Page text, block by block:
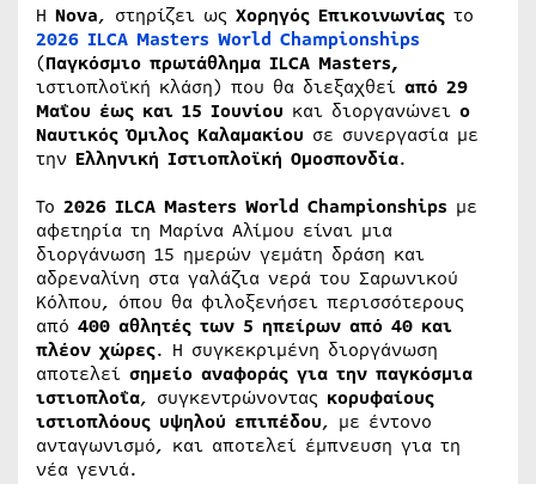
Η Nova, στηρίζει ως Χορηγός Επικοινωνίας το
2026 ILCA Masters World Championships
(Παγκόσμιο πρωτάθλημα ILCA Masters,
ιστιοπλοϊκή κλάση) που θα διεξαχθεί από 29
Μαΐου έως και 15 Ιουνίου και διοργανώνει ο
Ναυτικός Όμιλος Καλαμακίου σε συνεργασία με
την Ελληνική Ιστιοπλοϊκή Ομοσπονδία.
Το 2026 ILCA Masters World Championships με
αφετηρία τη Μαρίνα Αλίμου είναι μια
διοργάνωση 15 ημερών γεμάτη δράση και
αδρεναλίνη στα γαλάζια νερά του Σαρωνικού
Κόλπου, όπου θα φιλοξενήσει περισσότερους
από 400 αθλητές των 5 ηπείρων από 40 και
πλέον χώρες. Η συγκεκριμένη διοργάνωση
αποτελεί σημείο αναφοράς για την παγκόσμια
ιστιοπλοΐα, συγκεντρώνοντας κορυφαίους
ιστιοπλόους υψηλού επιπέδου, με έντονο
ανταγωνισμό, και αποτελεί έμπνευση για τη
νέα γενιά.